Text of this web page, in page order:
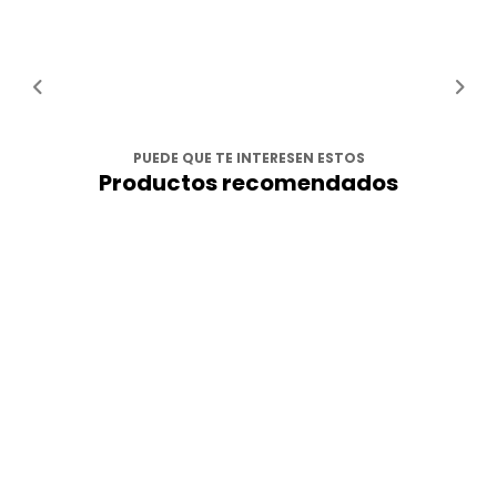
PUEDE QUE TE INTERESEN ESTOS
Productos recomendados